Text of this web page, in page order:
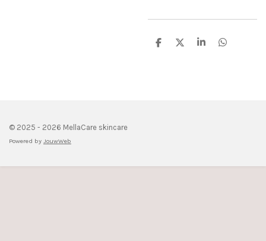
D
D
S
D
© 2025 - 2026 MellaCare skincare
Powered by JouwWeb